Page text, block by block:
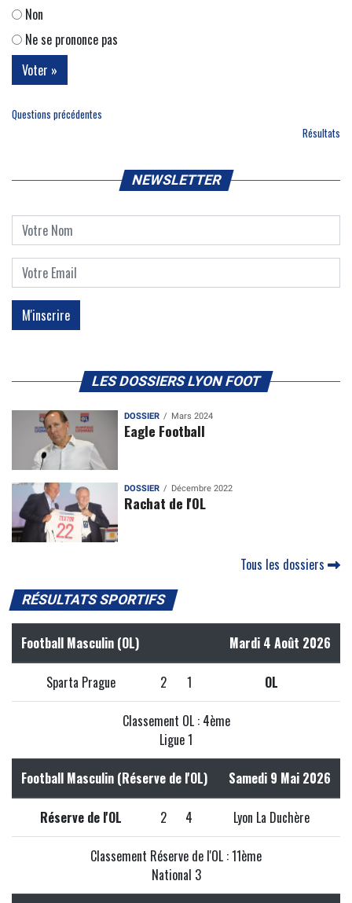
Non
Ne se prononce pas
Questions précédentes
Résultats
NEWSLETTER
LES DOSSIERS LYON FOOT
DOSSIER Mars 2024
Eagle Football
DOSSIER Décembre 2022
Rachat de l'OL
Tous les dossiers
RÉSULTATS SPORTIFS
Football Masculin (OL) Mardi 4 Août 2026
Sparta Prague 2 1 OL
Classement OL : 4ème
Ligue 1
Football Masculin (Réserve de l'OL) Samedi 9 Mai 2026
Réserve de l'OL 2 4 Lyon La Duchère
Classement Réserve de l'OL : 11ème
National 3